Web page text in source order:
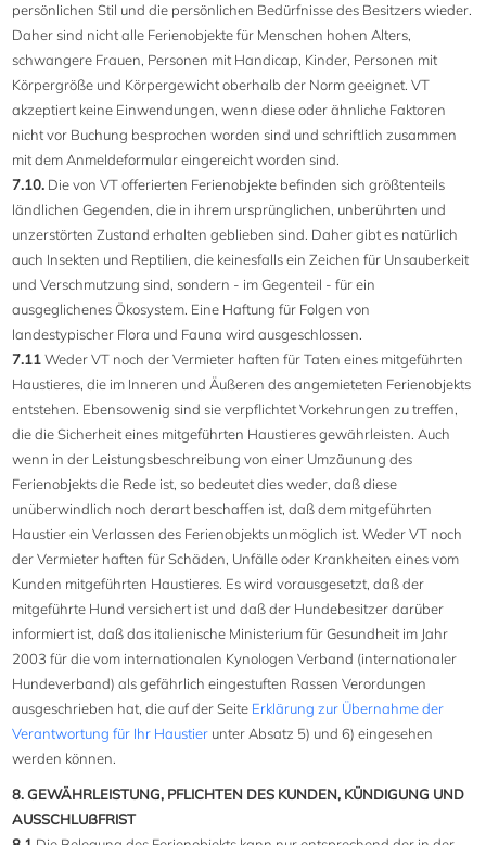
persönlichen Stil und die persönlichen Bedürfnisse des Besitzers wieder.
Daher sind nicht alle Ferienobjekte für Menschen hohen Alters,
schwangere Frauen, Personen mit Handicap, Kinder, Personen mit
Körpergröße und Körpergewicht oberhalb der Norm geeignet. VT
akzeptiert keine Einwendungen, wenn diese oder ähnliche Faktoren
nicht vor Buchung besprochen worden sind und schriftlich zusammen
mit dem Anmeldeformular eingereicht worden sind.
7.10. Die von VT offerierten Ferienobjekte befinden sich größtenteils
ländlichen Gegenden, die in ihrem ursprünglichen, unberührten und
unzerstörten Zustand erhalten geblieben sind. Daher gibt es natürlich
auch Insekten und Reptilien, die keinesfalls ein Zeichen für Unsauberkeit
und Verschmutzung sind, sondern - im Gegenteil - für ein
ausgeglichenes Ökosystem. Eine Haftung für Folgen von
landestypischer Flora und Fauna wird ausgeschlossen.
7.11Weder VT noch der Vermieter haften für Taten eines mitgeführten
Haustieres, die im Inneren und Äußeren des angemieteten Ferienobjekts
entstehen. Ebensowenig sind sie verpflichtet Vorkehrungen zu treffen,
die die Sicherheit eines mitgeführten Haustieres gewährleisten. Auch
wenn in der Leistungsbeschreibung von einer Umzäunung des
Ferienobjekts die Rede ist, so bedeutet dies weder, daß diese
unüberwindlich noch derart beschaffen ist, daß dem mitgeführten
Haustier ein Verlassen des Ferienobjekts unmöglich ist. Weder VT noch
der Vermieter haften für Schäden, Unfälle oder Krankheiten eines vom
Kunden mitgeführten Haustieres. Es wird vorausgesetzt, daß der
mitgeführte Hund versichert ist und daß der Hundebesitzer darüber
informiert ist, daß das italienische Ministerium für Gesundheit im Jahr
2003 für die vom internationalen Kynologen Verband (internationaler
Hundeverband) als gefährlich eingestuften Rassen Verordungen
ausgeschrieben hat, die auf der Seite Erklärung zur Übernahme der
Verantwortung für Ihr Haustier unter Absatz 5) und 6) eingesehen
werden können.
8. GEWÄHRLEISTUNG, PFLICHTEN DES KUNDEN, KÜNDIGUNG UND
AUSSCHLUßFRIST